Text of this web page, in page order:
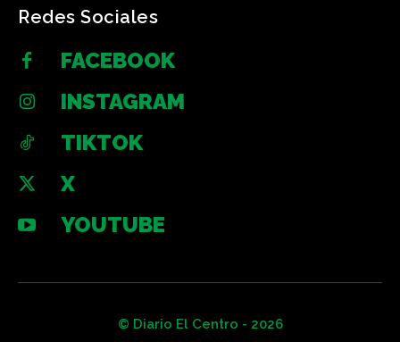
Redes Sociales
FACEBOOK
INSTAGRAM
TIKTOK
X
YOUTUBE
© Diario El Centro - 2026